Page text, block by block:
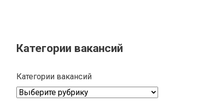
Категории вакансий
Категории вакансий